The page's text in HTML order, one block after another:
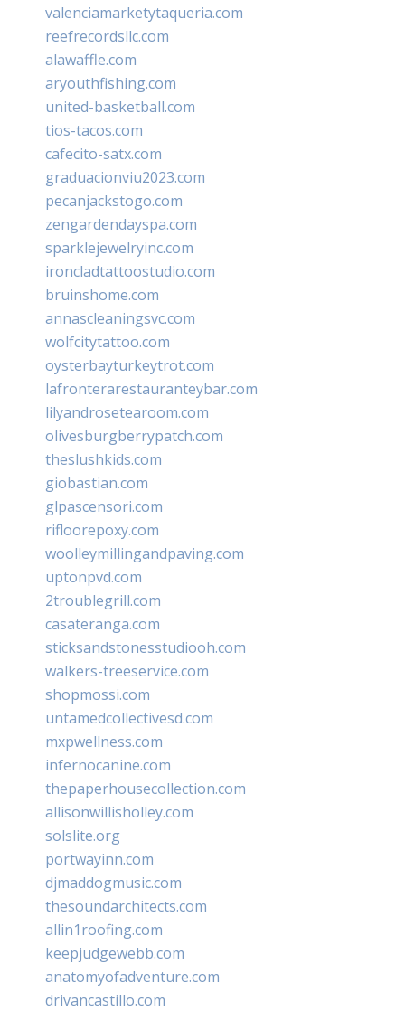
valenciamarketytaqueria.com
reefrecordsllc.com
alawaffle.com
aryouthfishing.com
united-basketball.com
tios-tacos.com
cafecito-satx.com
graduacionviu2023.com
pecanjackstogo.com
zengardendayspa.com
sparklejewelryinc.com
ironcladtattoostudio.com
bruinshome.com
annascleaningsvc.com
wolfcitytattoo.com
oysterbayturkeytrot.com
lafronterarestauranteybar.com
lilyandrosetearoom.com
olivesburgberrypatch.com
theslushkids.com
giobastian.com
glpascensori.com
rifloorepoxy.com
woolleymillingandpaving.com
uptonpvd.com
2troublegrill.com
casateranga.com
sticksandstonesstudiooh.com
walkers-treeservice.com
shopmossi.com
untamedcollectivesd.com
mxpwellness.com
infernocanine.com
thepaperhousecollection.com
allisonwillisholley.com
solslite.org
portwayinn.com
djmaddogmusic.com
thesoundarchitects.com
allin1roofing.com
keepjudgewebb.com
anatomyofadventure.com
drivancastillo.com